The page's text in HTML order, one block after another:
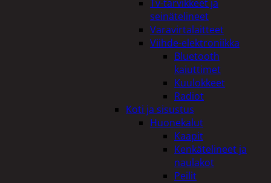
Tv-tarvikkeet ja
seinätelineet
Varavirtalaitteet
Viihde-elektroniikka
Bluetooth
kaiuttimet
Kuulokkeet
Radiot
Koti ja sisustus
Huonekalut
Kaapit
Kenkätelineet ja
naulakot
Peilit